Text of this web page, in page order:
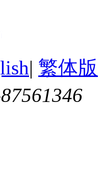
| 繁体版